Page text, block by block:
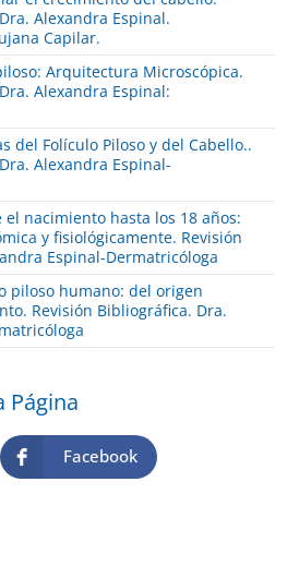
Alexandra Espinal.
Capilar.
Arquitectura Microscópica.
Alexandra Espinal:
del Folículo Piloso y del Cabello..
Alexandra Espinal-
nacimiento hasta los 18 años:
y fisiológicamente. Revisión
Espinal-Dermatricóloga
piloso humano: del origen
Revisión Bibliográfica. Dra.
Página
Facebook